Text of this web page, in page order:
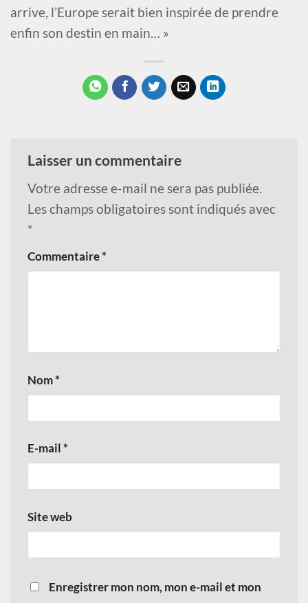
arrive, l’Europe serait bien inspirée de prendre
enfin son destin en main… »
Laisser un commentaire
Votre adresse e-mail ne sera pas publiée.
Les champs obligatoires sont indiqués avec
*
Commentaire*
Nom*
E-mail*
Site web
Enregistrer mon nom, mon e-mail et mon